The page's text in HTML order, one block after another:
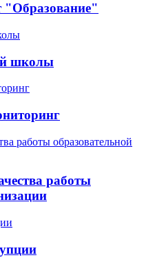
"Образование"
школы
работы